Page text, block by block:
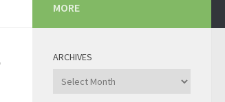
MORE
ARCHIVES
Archives